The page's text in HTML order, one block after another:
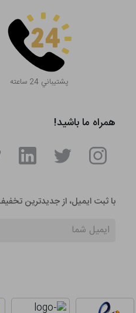
پشتيباني 24 ساعته
همراه ما باشید!
با ثبت ایمیل، از جدید‌ترین